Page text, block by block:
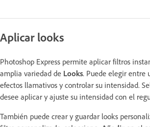
Aplicar looks
Photoshop Express permite aplicar filtros
amplia variedad de Looks. Puede elegir entre
efectos llamativos y controlar su intensidad.
desee aplicar y ajuste su intensidad con el
También puede crear y guardar looks